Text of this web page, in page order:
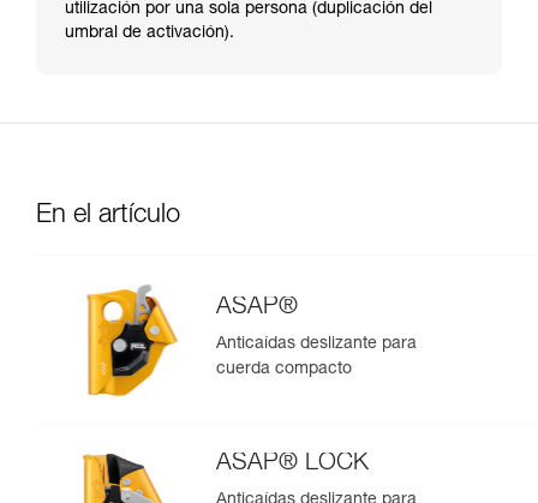
utilización por una sola persona (duplicación del
umbral de activación).
En el artículo
ASAP®
Anticaídas deslizante para
cuerda compacto
ASAP® LOCK